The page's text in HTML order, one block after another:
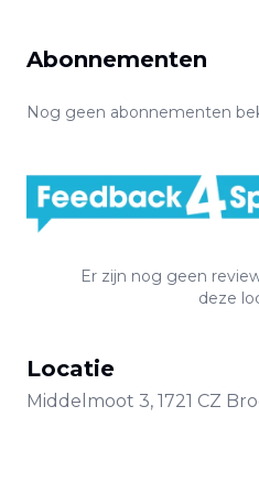
Abonnementen
Nog geen abonnementen
Er zijn nog geen
deze
Locatie
Middelmoot 3, 1721 CZ